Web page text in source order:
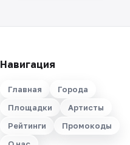
Навигация
Главная
Города
Площадки
Артисты
Рейтинги
Промокоды